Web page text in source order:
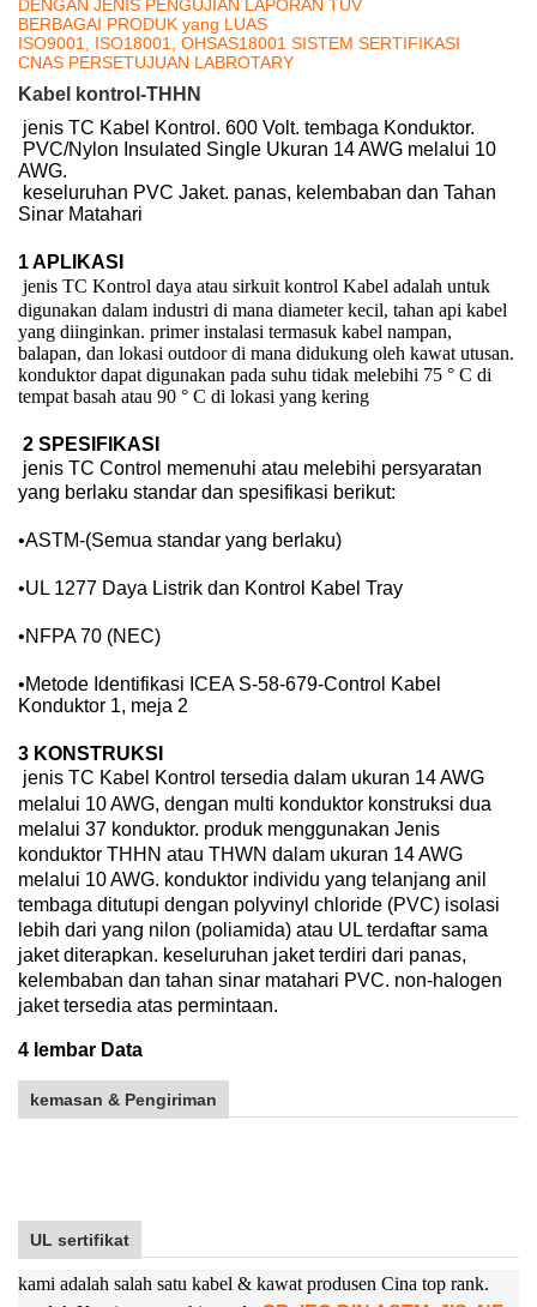
DENGAN JENIS PENGUJIAN LAPORAN TUV
BERBAGAI PRODUK yang LUAS
ISO9001, ISO18001, OHSAS18001 SISTEM SERTIFIKASI
CNAS PERSETUJUAN LABROTARY
Kabel kontrol-THHN
jenis TC Kabel Kontrol. 600 Volt. tembaga Konduktor.
PVC/Nylon Insulated Single Ukuran 14 AWG melalui 10
AWG.
keseluruhan PVC Jaket. panas, kelembaban dan Tahan
Sinar Matahari
1 APLIKASI
jenis TC Kontrol daya atau sirkuit kontrol Kabel adalah untuk
digunakan dalam industri di mana diameter kecil, tahan api kabel
yang diinginkan. primer instalasi termasuk kabel nampan,
balapan, dan lokasi outdoor di mana didukung oleh kawat utusan.
konduktor dapat digunakan pada suhu tidak melebihi 75 ° C di
tempat basah atau 90 ° C di lokasi yang kering
2 SPESIFIKASI
jenis TC Control memenuhi atau melebihi persyaratan
yang berlaku standar dan spesifikasi berikut:
•ASTM-(Semua standar yang berlaku)
•UL 1277 Daya Listrik dan Kontrol Kabel Tray
•NFPA 70 (NEC)
•Metode Identifikasi ICEA S-58-679-Control Kabel
Konduktor 1, meja 2
3 KONSTRUKSI
jenis TC Kabel Kontrol tersedia dalam ukuran 14 AWG
melalui 10 AWG, dengan multi konduktor konstruksi dua
melalui 37 konduktor. produk menggunakan Jenis
konduktor THHN atau THWN dalam ukuran 14 AWG
melalui 10 AWG. konduktor individu yang telanjang anil
tembaga ditutupi dengan polyvinyl chloride (PVC) isolasi
lebih dari yang nilon (poliamida) atau UL terdaftar sama
jaket diterapkan. keseluruhan jaket terdiri dari panas,
kelembaban dan tahan sinar matahari PVC. non-halogen
jaket tersedia atas permintaan.
4 lembar Data
kemasan & Pengiriman
UL sertifikat
kami adalah salah satu kabel & kawat produsen Cina top rank.